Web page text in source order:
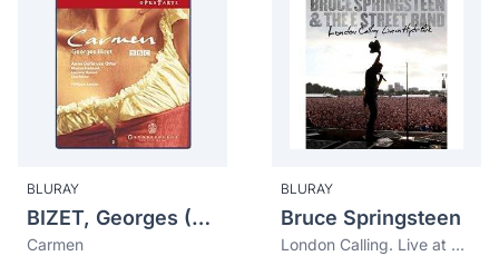
BLURAY
BIZET, Georges (1838-1875)
Carmen
BLURAY
Bruce Springsteen
London Calling. Live at Hyde Park